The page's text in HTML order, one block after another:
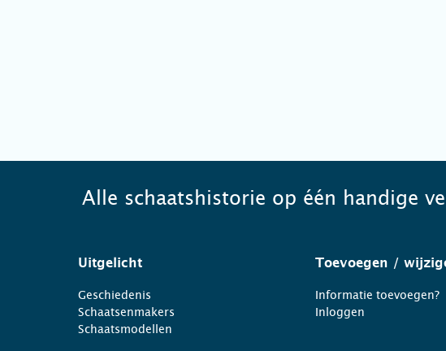
Alle schaatshistorie op één handige
Uitgelicht
Geschiedenis
Schaatsenmakers
Schaatsmodellen
Toevoegen /
Informatie toevoegen?
Inloggen